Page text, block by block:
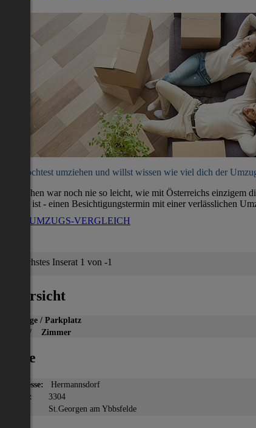
Du möchtest umziehen und willst wissen wie viel dich der
Umziehen war noch nie so leicht, wie mit Österreichs
soweit ist - einen Besichtigungstermin mit einer verlässlichen
ZUM UMZUGS-VERGLEICH
Nächstes Inserat 1 von -1
Übersicht
Garage / Parkplatz
/ Zimmer
Lage
Adresse:
Hermannsdorf
PLZ:
3304
St.Georgen am Ybbsfelde